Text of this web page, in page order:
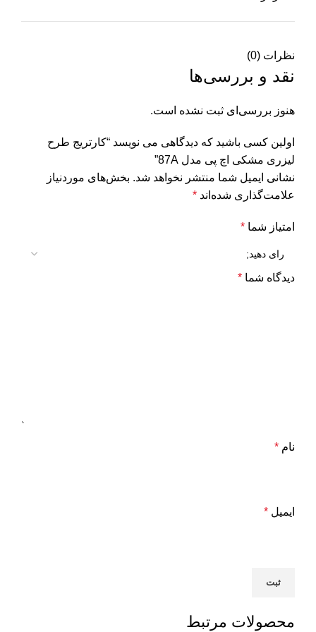
نظرات (0)
نقد و بررسی‌ها
هنوز بررسی‌ای ثبت نشده است.
اولین کسی باشید که دیدگاهی می نویسد “کارتریج طرح
لیزری مشکی اچ پی مدل 87A”
نشانی ایمیل شما منتشر نخواهد شد. بخش‌های موردنیاز
علامت‌گذاری شده‌اند *
امتیاز شما *
دیدگاه شما *
نام *
ایمیل *
محصولات مرتبط